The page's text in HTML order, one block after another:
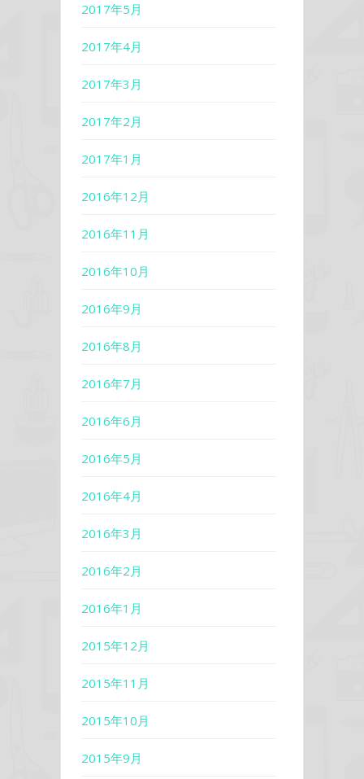
2017年5月
2017年4月
2017年3月
2017年2月
2017年1月
2016年12月
2016年11月
2016年10月
2016年9月
2016年8月
2016年7月
2016年6月
2016年5月
2016年4月
2016年3月
2016年2月
2016年1月
2015年12月
2015年11月
2015年10月
2015年9月